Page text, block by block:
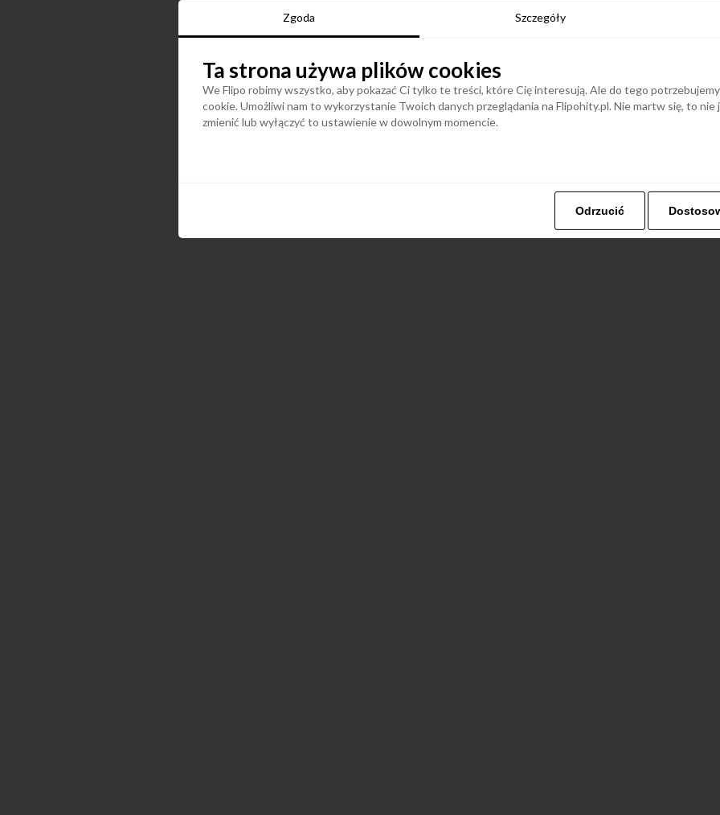
Zgoda Szczegóły
Ta strona używa plików cookies
We Flipo robimy wszystko, aby pokazać Ci tylko te treści, które Cię interesują. Ale do tego
cookie. Umożliwi nam to wykorzystanie Twoich danych przeglądania na Flipohity.pl. Nie martw się, to nie
zmienić lub wyłączyć to ustawienie w dowolnym momencie.
Odrzucić